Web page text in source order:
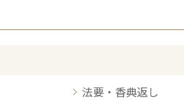
法要・香典返し